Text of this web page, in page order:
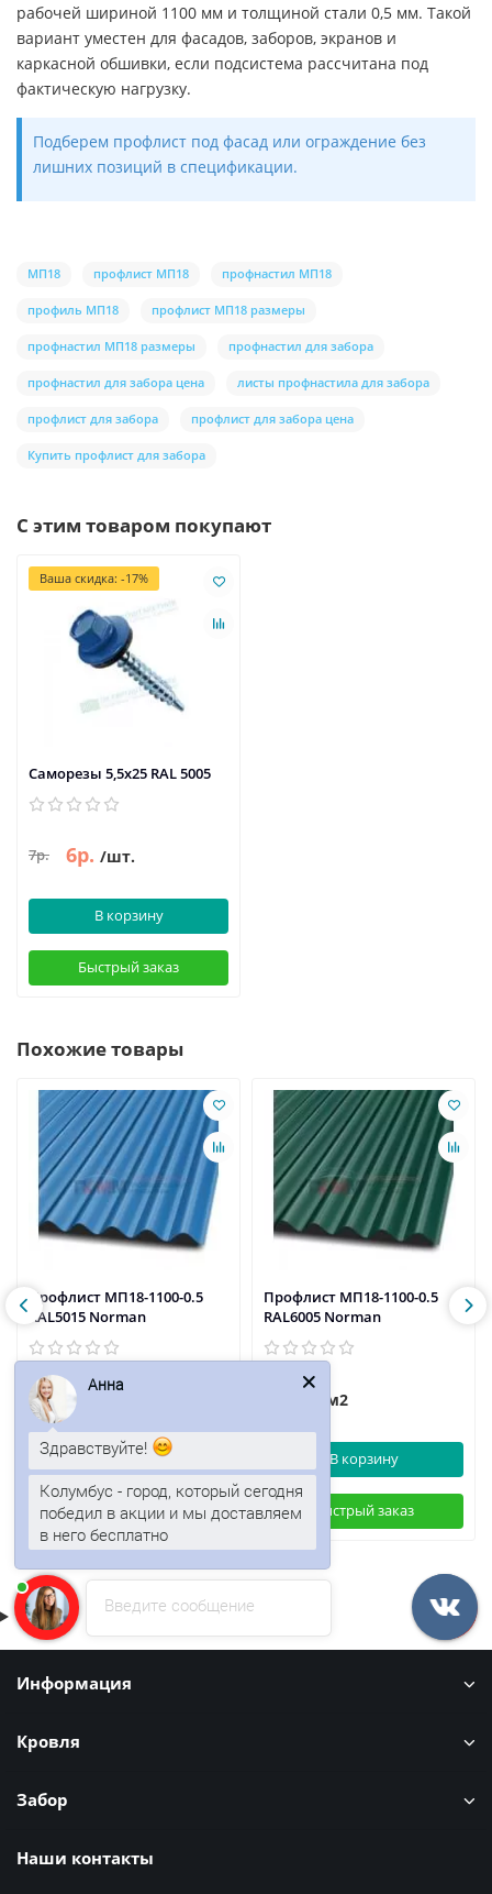
рабочей шириной 1100 мм и толщиной стали 0,5 мм. Такой
вариант уместен для фасадов, заборов, экранов и
каркасной обшивки, если подсистема рассчитана под
фактическую нагрузку.
Подберем профлист под фасад или ограждение без
лишних позиций в спецификации.
МП18 профлист МП18 профнастил МП18
профиль МП18 профлист МП18 размеры
профнастил МП18 размеры профнастил для забора
профнастил для забора цена листы профнастила для забора
профлист для забора профлист для забора цена
Купить профлист для забора
С этим товаром покупают
Ваша скидка: -17%
Саморезы 5,5х25 RAL 5005
7р. 6р. /шт.
В корзину
Быстрый заказ
Похожие товары
Профлист МП18-1100-0.5
RAL5015 Norman
529р.
В корзину
Быстрый заказ
Профлист МП18-1100-0.5
RAL6005 Norman
/м2
В корзину
Быстрый заказ
Информация
Кровля
Забор
Наши контакты
Введите сообщение
Анна
Здравствуйте!
Колумбус - город, который сегодня
победил в акции и мы доставляем
в него бесплатно